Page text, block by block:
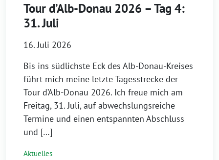
Tour d’Alb-Donau 2026 – Tag 4:
31. Juli
16. Juli 2026
Bis ins südlichste Eck des Alb-Donau-Kreises
führt mich meine letzte Tagesstrecke der
Tour d’Alb-Donau 2026. Ich freue mich am
Freitag, 31. Juli, auf abwechslungsreiche
Termine und einen entspannten Abschluss
und […]
Aktuelles